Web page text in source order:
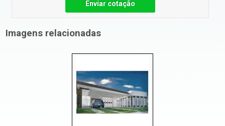
Enviar cotação
Imagens relacionadas